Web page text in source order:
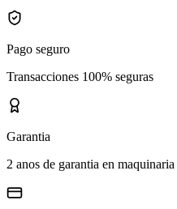
Pago seguro
Transacciones 100% seguras
Garantia
2 anos de garantia en maquinaria